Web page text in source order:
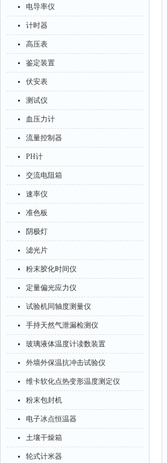
电导率仪
计时器
高压表
鉴定装置
伏安表
测试仪
血压力计
流量控制器
PH计
交流电阻箱
速率仪
准色板
阴极灯
滤光片
粉末胶化时间仪
定量偏光应力仪
试验机同轴度测量仪
手持天然气泄漏检测仪
玻璃液体温度计读数装置
外墙外保温抗冲击试验仪
维卡软化点热变形温度测定仪
粉末包封机
电子冰点恒温器
土壤干燥箱
轮式计米器